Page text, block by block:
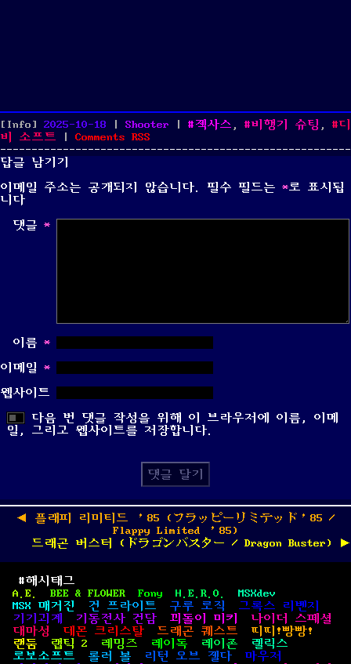
[Info] Posted
on
2025-10-18 Categories
Shooter Tags
젝사스 , 비행기 슈팅 ,
디
비 소프트
Comments RSS
답글 남기기
이메일 주소는 공개되지 않습니다.
필수 필드는 *로 표시됩
니다
댓글 *
이름 *
이메일 *
웹사이트
다음 번 댓글 작성을 위해 이 브라우저에 이름, 이메
일, 그리고 웹사이트를 저장합니다.
글
◀
Previous
플래피 리미티드 ’85 (フラッピーリミテッド’85 /
Flappy Limited ’85)
Next
드래곤 버스터 (ドラゴンバスター / Dragon Buster) ▶
#해시태그
A.E.
BEE & FLOWER Fony H.E.R.O.
MSXdev
MSX 매거진
건 프라이트 구루 로직
그록스 리벤지
기기괴계
기동전사 건담 꾀돌이 미키
나이더 스페셜
대마성
데몬 크리스탈 드래곤 퀘스트
띠띠!빵빵!
랜둠
랩틱 2 레밍즈 레이독 레이존
렐릭스
로보소프트
롤러 볼 리턴 오브 젤다
마우저